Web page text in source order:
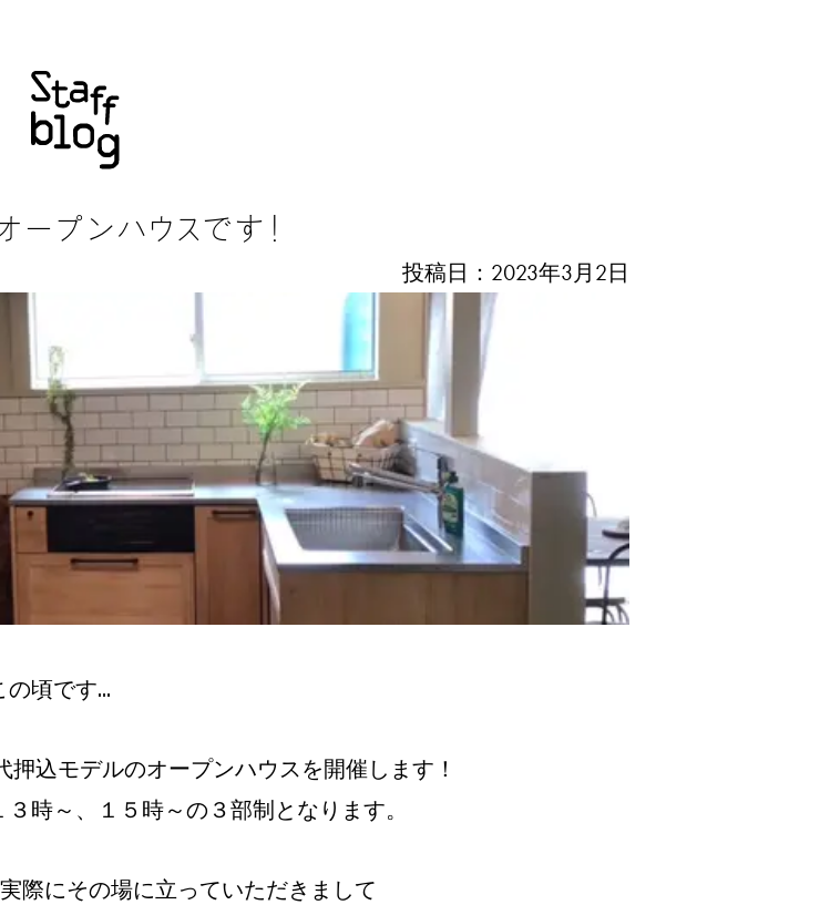
ープンハウスです！
投稿日：2023年3月2日
の頃です…
込モデルのオープンハウスを開催します！
時～、１５時～の３部制となります。
際にその場に立っていただきまして